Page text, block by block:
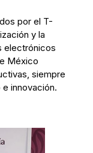
por el T-
y la
electrónicos
México
siempre
innovación.